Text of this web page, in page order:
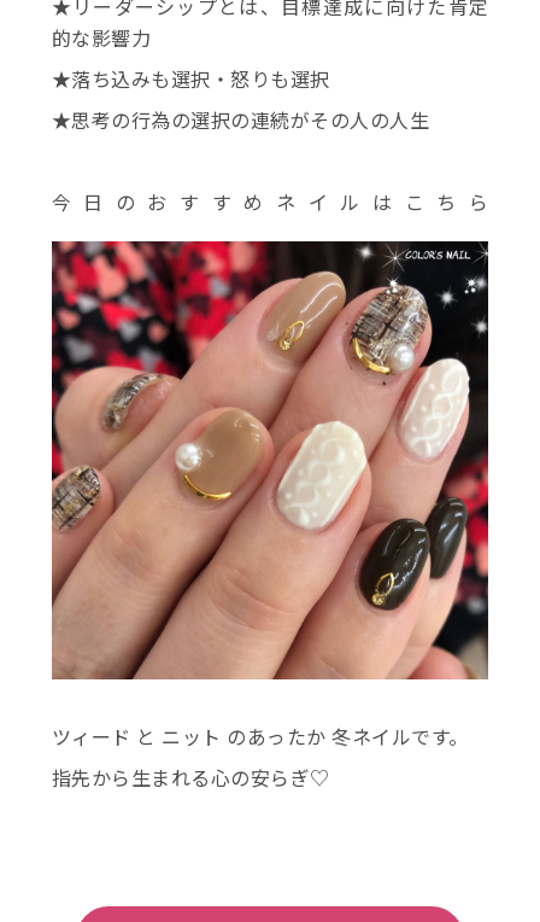
的な影響力
★落ち込みも選択・怒りも選択
★思考の行為の選択の連続がその人の人生
今日のおすすめネイルはこちら
ツィード と ニット のあったか 冬ネイルです。
指先から生まれる心の安らぎ♡